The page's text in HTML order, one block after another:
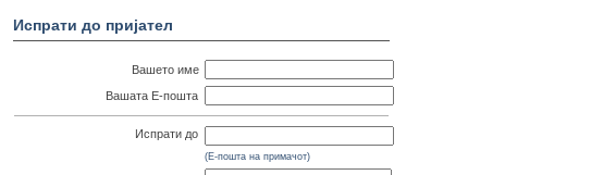
Испрати до пријател
Вашето име
Вашата Е-пошта
Испрати до
(Е-пошта на примачот)